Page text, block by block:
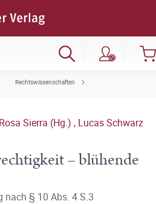
Rechtswissenschaften
Rosa Sierra (Hg.) , Lucas Schwarz
– blühende
nach § 10 Abs. 4 S.3